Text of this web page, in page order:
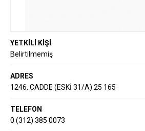
YETKİLİ KİŞİ
Belirtilmemiş
ADRES
1246. CADDE (ESKİ 31/A) 25 165
TELEFON
0 (312) 385 0073